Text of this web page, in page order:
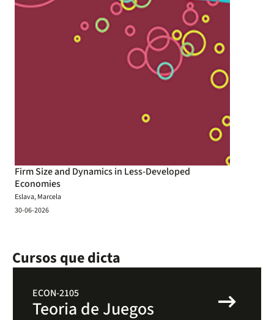
Firm Size and Dynamics in Less-Developed
Economies
Eslava, Marcela
30-06-2026
Cursos que dicta
ECON-2105
Teoria de Juegos arrow_right_alt